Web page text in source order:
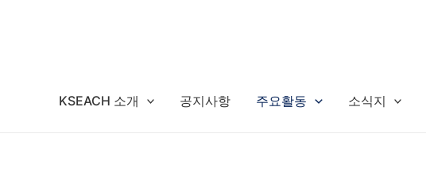
KSEACH 소개 공지사항 주요활동 소식지